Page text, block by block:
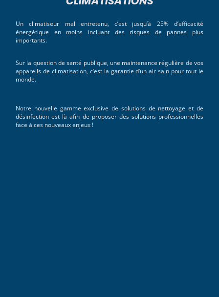
Un climatiseur mal entretenu, c’est jusqu’à 25% d’efficacité
énergétique en moins incluant des risques de pannes plus
importants.
Sur la question de santé publique, une maintenance régulière de vos
appareils de climatisation, c’est la garantie d’un air sain pour tout le
monde.
Notre nouvelle gamme exclusive de solutions de nettoyage et de
désinfection est là afin de proposer des solutions professionnelles
face à ces nouveaux enjeux !